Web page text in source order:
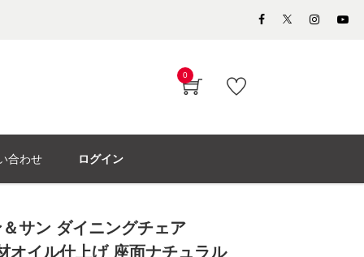
0
合わせ ログイン
サン ダイニングチェア
オイル仕上げ 座面ナチュラル